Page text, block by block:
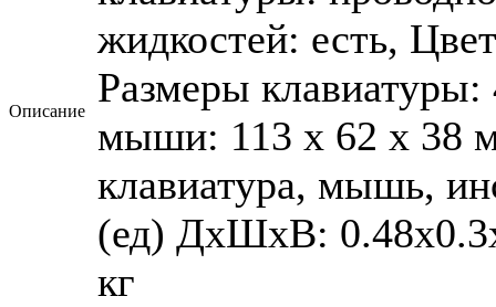
Описание
жидкостей: есть,
Размеры
мыши: 113 х 62 х 38
клавиатура, мышь,
(ед) ДхШхВ:
кг